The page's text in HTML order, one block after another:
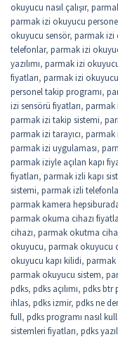
okuyucu nasıl çalışır,
parmak izi okuyucu
okuyucu sensör, parmak izi
telefonlar, parmak izi
yazılımı, parmak izi
fiyatları, parmak izi
personel takip programı,
izi sensörü fiyatları, parmak
parmak izi takip sistemi,
parmak izi tarayıcı, parmak
parmak izi uygulaması,
parmak iziyle açılan kapı
fiyatları, parmak izli kapı
sistemi, parmak izli
parmak kamera
parmak okuma cihazı
cihazı, parmak okutma
okuyucu, parmak okuyucu
okuyucu kapı kilidi,
parmak okuyucu sistem,
pdks, pdks açılımı, pdks btr
ihlas, pdks izmir, pdks ne
full, pdks programı nasıl
sistemleri fiyatları, pdks